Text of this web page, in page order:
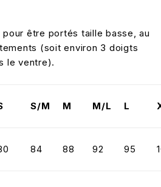
être portés taille basse, au
(soit environ 3 doigts
le ventre).
S/M M M/L L
84 88 92 95